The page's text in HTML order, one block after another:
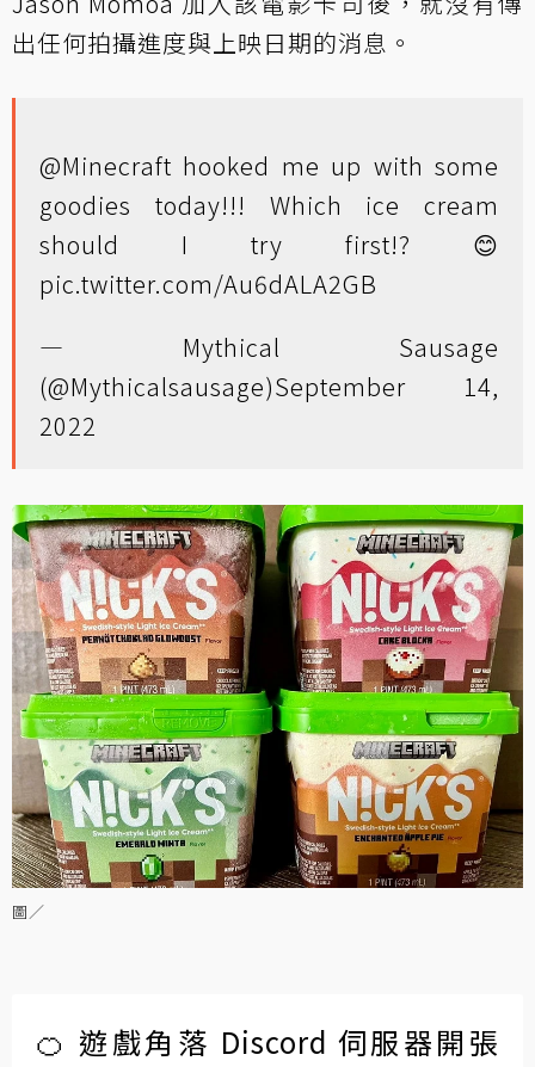
出任何拍攝進度與上映日期的消息。
@Minecraft hooked me up with some
goodies today!!! Which ice cream
should I try first!? 😊
pic.twitter.com/Au6dALA2GB
— Mythical Sausage
(@Mythicalsausage)September 14,
2022
圖／
🍊 遊戲角落 Discord 伺服器開張